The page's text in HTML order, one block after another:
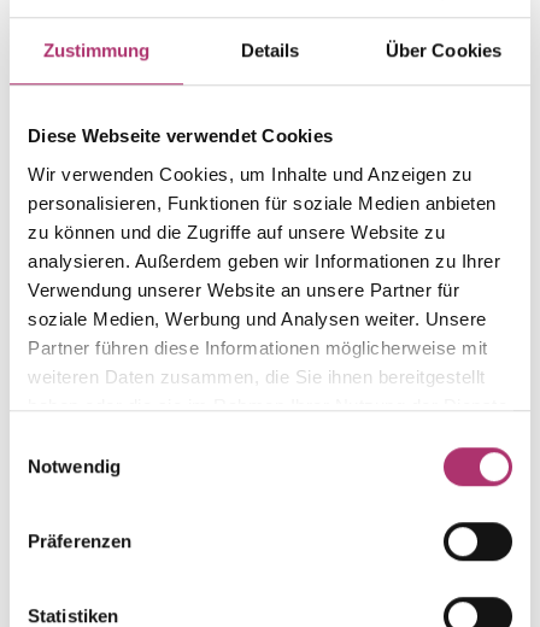
Zustimmung Details Über Cookies
Diese Webseite verwendet Cookies
Wir verwenden Cookies, um Inhalte und Anzeigen zu
personalisieren, Funktionen für soziale Medien anbieten
zu können und die Zugriffe auf unsere Website zu
analysieren. Außerdem geben wir Informationen zu Ihrer
Verwendung unserer Website an unsere Partner für
soziale Medien, Werbung und Analysen weiter. Unsere
Partner führen diese Informationen möglicherweise mit
weiteren Daten zusammen, die Sie ihnen bereitgestellt
haben oder die sie im Rahmen Ihrer Nutzung der Dienste
Notwendig
Präferenzen
Statistiken
Collier
Gold
-
1.30.1268.WG.750.018.042.0
EAN
9010595745102
Alternative
Metal Fineness
750
Metal Color
white gold
42 cm
-
Gem Color
Gem Type
fc diamond
Discover more pieces from this collection.